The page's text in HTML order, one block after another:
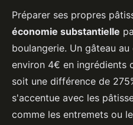
Préparer ses propres
économie substantielle
boulangerie. Un gâteau
environ 4€ en ingrédients
soit une différence de
s'accentue avec les
comme les entremets ou